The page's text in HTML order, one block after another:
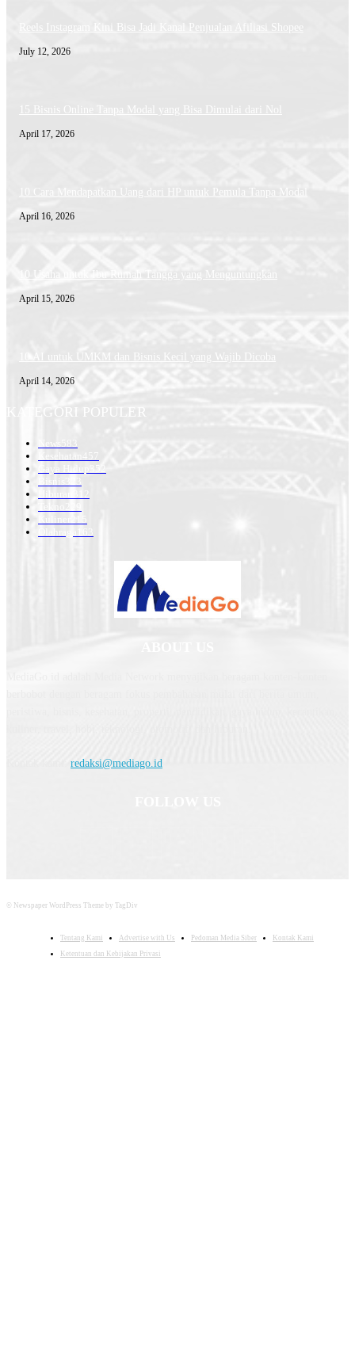
Reels Instagram Kini Bisa Jadi Kanal Penjualan Afiliasi Shopee
July 12, 2026
15 Bisnis Online Tanpa Modal yang Bisa Dimulai dari Nol
April 17, 2026
10 Cara Mendapatkan Uang dari HP untuk Pemula Tanpa Modal
April 16, 2026
10 Usaha untuk Ibu Rumah Tangga yang Menguntungkan
April 15, 2026
10 AI untuk UMKM dan Bisnis Kecil yang Wajib Dicoba
April 14, 2026
KATEGORI POPULER
News
583
Kesehatan
457
Gaya Hidup
352
Kuliner
redaksi@mediago.id
© Newspaper WordPress Theme by TagDiv
Tentang Kami Advertise with Us Pedoman Media Siber
Kontak Kami
Ketentuan dan Kebijakan Privasi